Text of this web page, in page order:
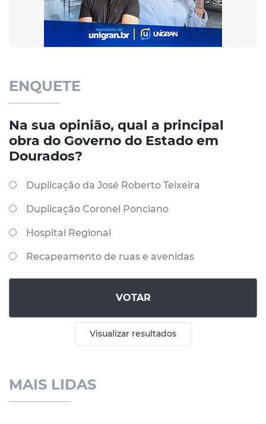
ENQUETE
Na sua opinião, qual a principal
obra do Governo do Estado em
Dourados?
Duplicação da José Roberto Teixeira
Duplicação Coronel Ponciano
Hospital Regional
Recapeamento de ruas e avenidas
VOTAR
Visualizar resultados
MAIS LIDAS